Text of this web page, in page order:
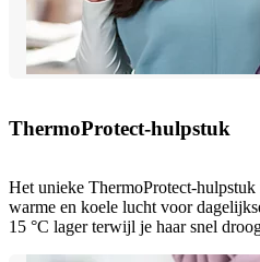
ThermoProtect-hulpstuk
Het unieke ThermoProtect-
warme en koele lucht voor
15 °C lager terwijl je haar snel